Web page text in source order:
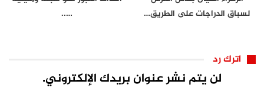
لسباق الدراجات على الطريق…
…..
اترك رد
لن يتم نشر عنوان بريدك الإلكتروني.